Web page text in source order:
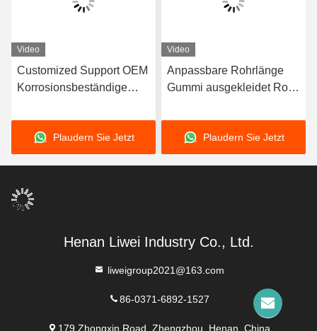
Video
Customized Support OEM
Korrosionsbeständige
langlebiger
Naturkautschuk Neopren
EPDM und Nitril-
Leistung
Plaudern Sie Jetzt
Video
Anpassbare Rohrlänge
Gummi ausgekleidet Rohr
Auskleidungsdicke mit
hervorragender
Korrosionsbeständigkeit
Plaudern Sie Jetzt
Henan Liwei Industry Co., Ltd.
liweigroup2021@163.com
86-0371-6892-1527
179 Zhongxin Road, Zhengzhou, Henan, China